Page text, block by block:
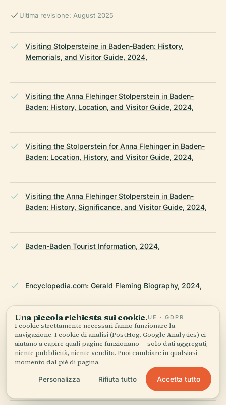
Ultima revisione: August 2025
Visiting Stolpersteine in Baden-Baden: History,
Memorials, and Visitor Guide, 2024,
Visiting the Anna Flehinger Stolperstein in Baden-
Baden: History, Location, and Visitor Guide, 2024,
Visiting the Stolperstein for Anna Flehinger in Baden-
Baden: Location, History, and Visitor Guide, 2024,
Visiting the Anna Flehinger Stolperstein in Baden-
Baden: History, Significance, and Visitor Guide, 2024,
Baden-Baden Tourist Information, 2024,
Encyclopedia.com: Gerald Fleming Biography, 2024,
ABC News Australia: How Stolpersteine acknowledge
persecuted Jews, 2023,
Baden-Baden Official Tourism, 2024,
Una piccola richiesta sui cookie.UE · GDPR
I cookie strettamente necessari fanno funzionare la
navigazione. I cookie di analisi (PostHog, Google Analytics) ci
aiutano a capire quali pagine funzionano — solo dati aggregati,
niente pubblicità, niente vendita. Puoi cambiare in qualsiasi
momento dal piè di pagina.
Personalizza Rifiuta tutto Accetta tutto